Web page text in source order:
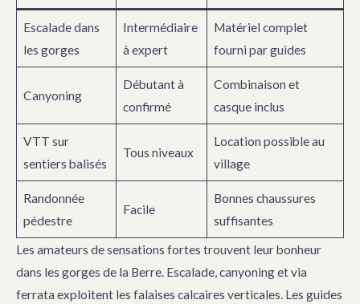
Escalade dans
les gorges
Intermédiaire
à expert
Matériel complet
fourni par guides
Canyoning
Débutant à
confirmé
Combinaison et
casque inclus
VTT sur
sentiers balisés
Tous niveaux
Location possible au
village
Randonnée
pédestre
Facile
Bonnes chaussures
suffisantes
Les amateurs de sensations fortes trouvent leur bonheur
dans les gorges de la Berre. Escalade, canyoning et via
ferrata exploitent les falaises calcaires verticales. Les guides